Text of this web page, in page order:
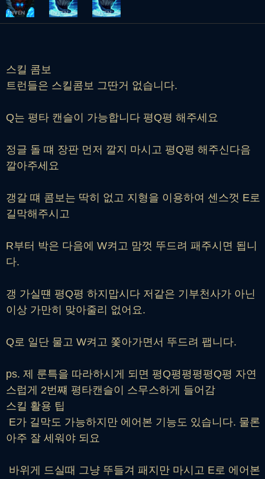
스킬 콤보
트런들은 스킬콤보 그딴거 없습니다.
Q는 평타 캔슬이 가능합니다 평Q평 해주세요
정글 돌 떄 장판 먼저 깔지 마시고 평Q평 해주신다음
깔아주세요
갱갈 떄 콤보는 딱히 없고 지형을 이용하여 센스껏 E로
길막해주시고
R부터 박은 다음에 W켜고 맘껏 뚜드려 패주시면 됩니
다.
갱 가실떈 평Q평 하지맙시다 저같은 기부천사가 아닌
이상 가만히 맞아줄리 없어요.
Q로 일단 물고 W켜고 쫓아가면서 뚜드려 팹니다.
ps. 제 룬특을 따라하시게 되면 평Q평평평평Q평 자연
스럽게 2번쨰 평타캔슬이 스무스하게 들어감
스킬 활용 팁
E가 길막도 가능하지만 에어본 기능도 있습니다. 물론
아주 잘 세워야 되요
바위게 드실때 그냥 뚜들겨 패지만 마시고 E로 에어본